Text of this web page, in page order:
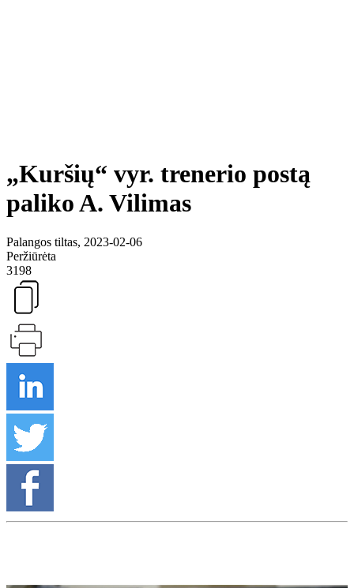
„Kuršių“ vyr. trenerio postą
paliko A. Vilimas
Palangos tiltas, 2023-02-06
Peržiūrėta
3198